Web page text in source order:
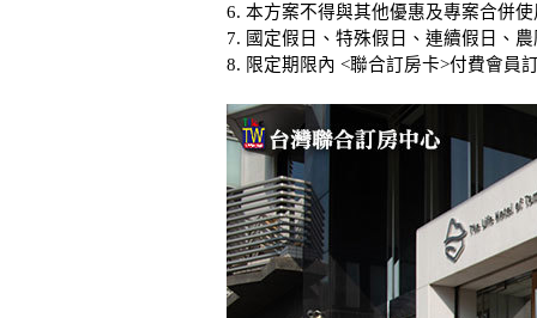
6. 本方案不得與其他優惠及專案合併使
7. 國定假日、特殊假日、連續假日、
8. 限定期限內 <聯合訂房卡>付費會員